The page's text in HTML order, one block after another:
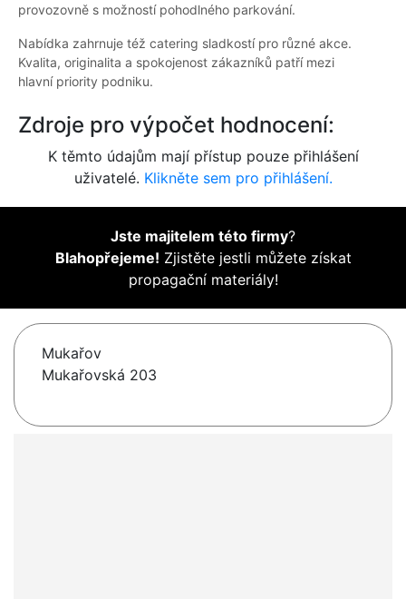
provozovně s možností pohodlného parkování.
Nabídka zahrnuje též catering sladkostí pro různé akce.
Kvalita, originalita a spokojenost zákazníků patří mezi
hlavní priority podniku.
Zdroje pro výpočet hodnocení:
K těmto údajům mají přístup pouze přihlášení
uživatelé. Klikněte sem pro přihlášení.
Jste majitelem této firmy?
Blahopřejeme! Zjistěte jestli můžete získat
propagační materiály!
Mukařov
Mukařovská 203